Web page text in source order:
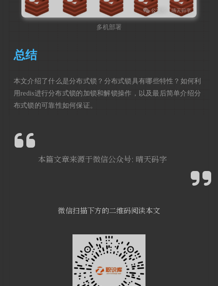
多机部署
总结
本文介绍了什么是分布式锁？分布式锁具有哪些特性？如何利
用redis进行分布式锁的加锁和解锁操作，以及最后简单介绍分
布式锁的可靠性如何保证。
本篇文章来源于微信公众号: 晴天码字
微信扫描下方的二维码阅读本文